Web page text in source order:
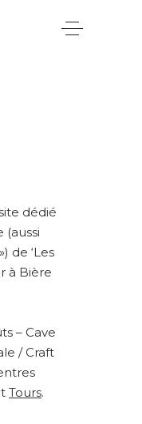
dédié
(aussi
de ‘Les
à Bière
– Cave
/ Craft
Tours.